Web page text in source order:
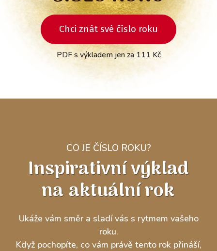
Chci znát své číslo roku
PDF s výkladem jen za 111 Kč
CO JE ČÍSLO ROKU?
Inspirativní výklad
na aktuální rok
Ukáže vám směr a sladí vás s rytmem vašeho
roku.
Když pochopíte, co vám právě tento rok přináší,